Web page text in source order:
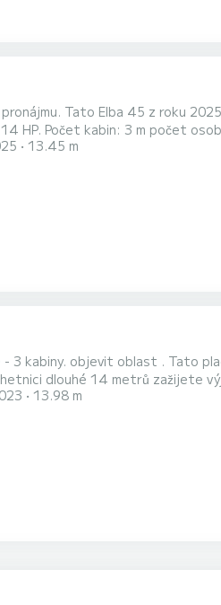
Tato Elba 45 z roku
13.45 m
- 3 kabiny. objevit oblast . Tato
2 toalety se sprchou Má
13.98 m